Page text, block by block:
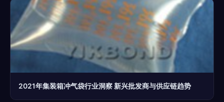
2021年集装箱冲气袋行业洞察 新兴批发商与供应链趋势